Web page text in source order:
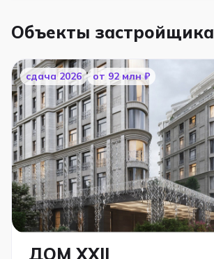
Объекты застройщика
cдача 2026 от 92 млн ₽
ДОМ XXII